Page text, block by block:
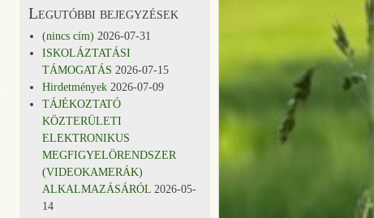
Legutóbbi bejegyzések
(nincs cím) 2026-07-31
ISKOLÁZTATÁSI
TÁMOGATÁS 2026-07-15
Hirdetmények 2026-07-09
TÁJÉKOZTATÓ
KÖZTERÜLETI
ELEKTRONIKUS
MEGFIGYELÖRENDSZER
(VIDEOKAMERÁK)
ALKALMAZÁSÁRÓL 2026-05-
14